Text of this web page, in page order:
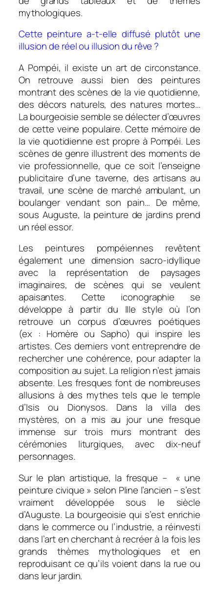
mythologiques.
Cette peinture a-t-elle diffusé plutôt une
illusion de réel ou illusion du rêve ?
A Pompéi, il existe un art de circonstance.
On retrouve aussi bien des peintures
montrant des scènes de la vie quotidienne,
des décors naturels, des natures mortes…
La bourgeoisie semble se délecter d’œuvres
de cette veine populaire. Cette mémoire de
la vie quotidienne est propre à Pompéi. Les
scènes de genre illustrent des moments de
vie professionnelle, que ce soit l’enseigne
publicitaire d’une taverne, des artisans au
travail, une scène de marché ambulant, un
boulanger vendant son pain… De même,
sous Auguste, la peinture de jardins prend
un réel essor.
Les peintures pompéiennes revêtent
également une dimension sacro-idyllique
avec la représentation de paysages
imaginaires, de scènes qui se veulent
apaisantes. Cette iconographie se
développe à partir du IIIe style où l’on
retrouve un corpus d’œuvres poétiques
(ex : Homère ou Sapho) qui inspire les
artistes. Ces derniers vont entreprendre de
rechercher une cohérence, pour adapter la
composition au sujet. La religion n’est jamais
absente. Les fresques font de nombreuses
allusions à des mythes tels que le temple
d’Isis ou Dionysos. Dans la villa des
mystères, on a mis au jour une fresque
immense sur trois murs montrant des
cérémonies liturgiques, avec dix-neuf
personnages.
Sur le plan artistique, la fresque – « une
peinture civique » selon Pline l’ancien – s’est
vraiment développée sous le siècle
d’Auguste. La bourgeoisie qui s’est enrichie
dans le commerce ou l’industrie, a réinvesti
dans l’art en cherchant à recréer à la fois les
grands thèmes mythologiques et en
reproduisant ce qu’ils voient dans la rue ou
dans leur jardin.